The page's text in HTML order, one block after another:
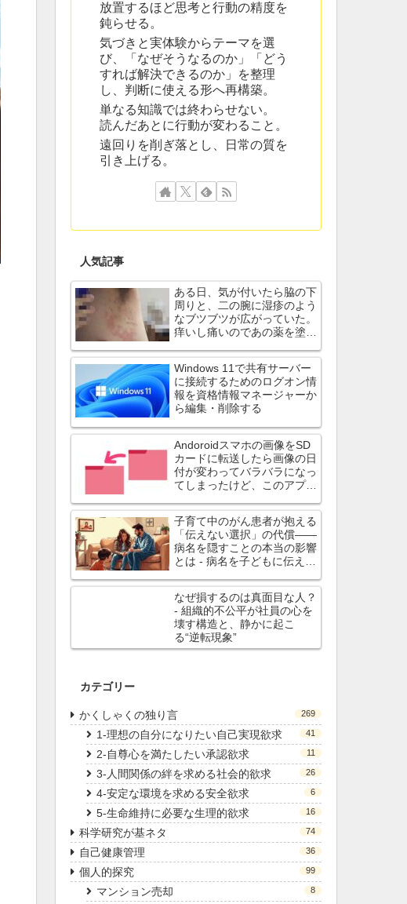
放置するほど思考と行動の精度を
鈍らせる。
気づきと実体験からテーマを選
び、「なぜそうなるのか」「どう
すれば解決できるのか」を整理
し、判断に使える形へ再構築。
単なる知識では終わらせない。
読んだあとに行動が変わること。
遠回りを削ぎ落とし、日常の質を
引き上げる。
人気記事
ある日、気が付いたら脇の下
周りと、二の腕に湿疹のよう
なブツブツが広がっていた。
痒いし痛いのであの薬を塗っ
Windows 11で共有サーバー
に接続するためのログオン情
報を資格情報マネージャーか
ら編集・削除する
Andoroidスマホの画像をSD
カードに転送したら画像の日
付が変わってバラバラになっ
てしまったけど、このアプリ
ます
子育て中のがん患者が抱える
「伝えない選択」の代償――
病名を隠すことの本当の影響
とは - 病名を子どもに伝えず
体的に大きな負担
なぜ損するのは真面目な人？
- 組織的不公平が社員の心を
壊す構造と、静かに起こ
る“逆転現象”
カテゴリー
かくしゃくの独り言 269
1-理想の自分になりたい自己実現欲求 41
2-自尊心を満たしたい承認欲求 11
3-人間関係の絆を求める社会的欲求 26
4-安定な環境を求める安全欲求 6
5-生命維持に必要な生理的欲求 16
科学研究が基ネタ 74
自己健康管理 36
個人的探究 99
マンション売却 8